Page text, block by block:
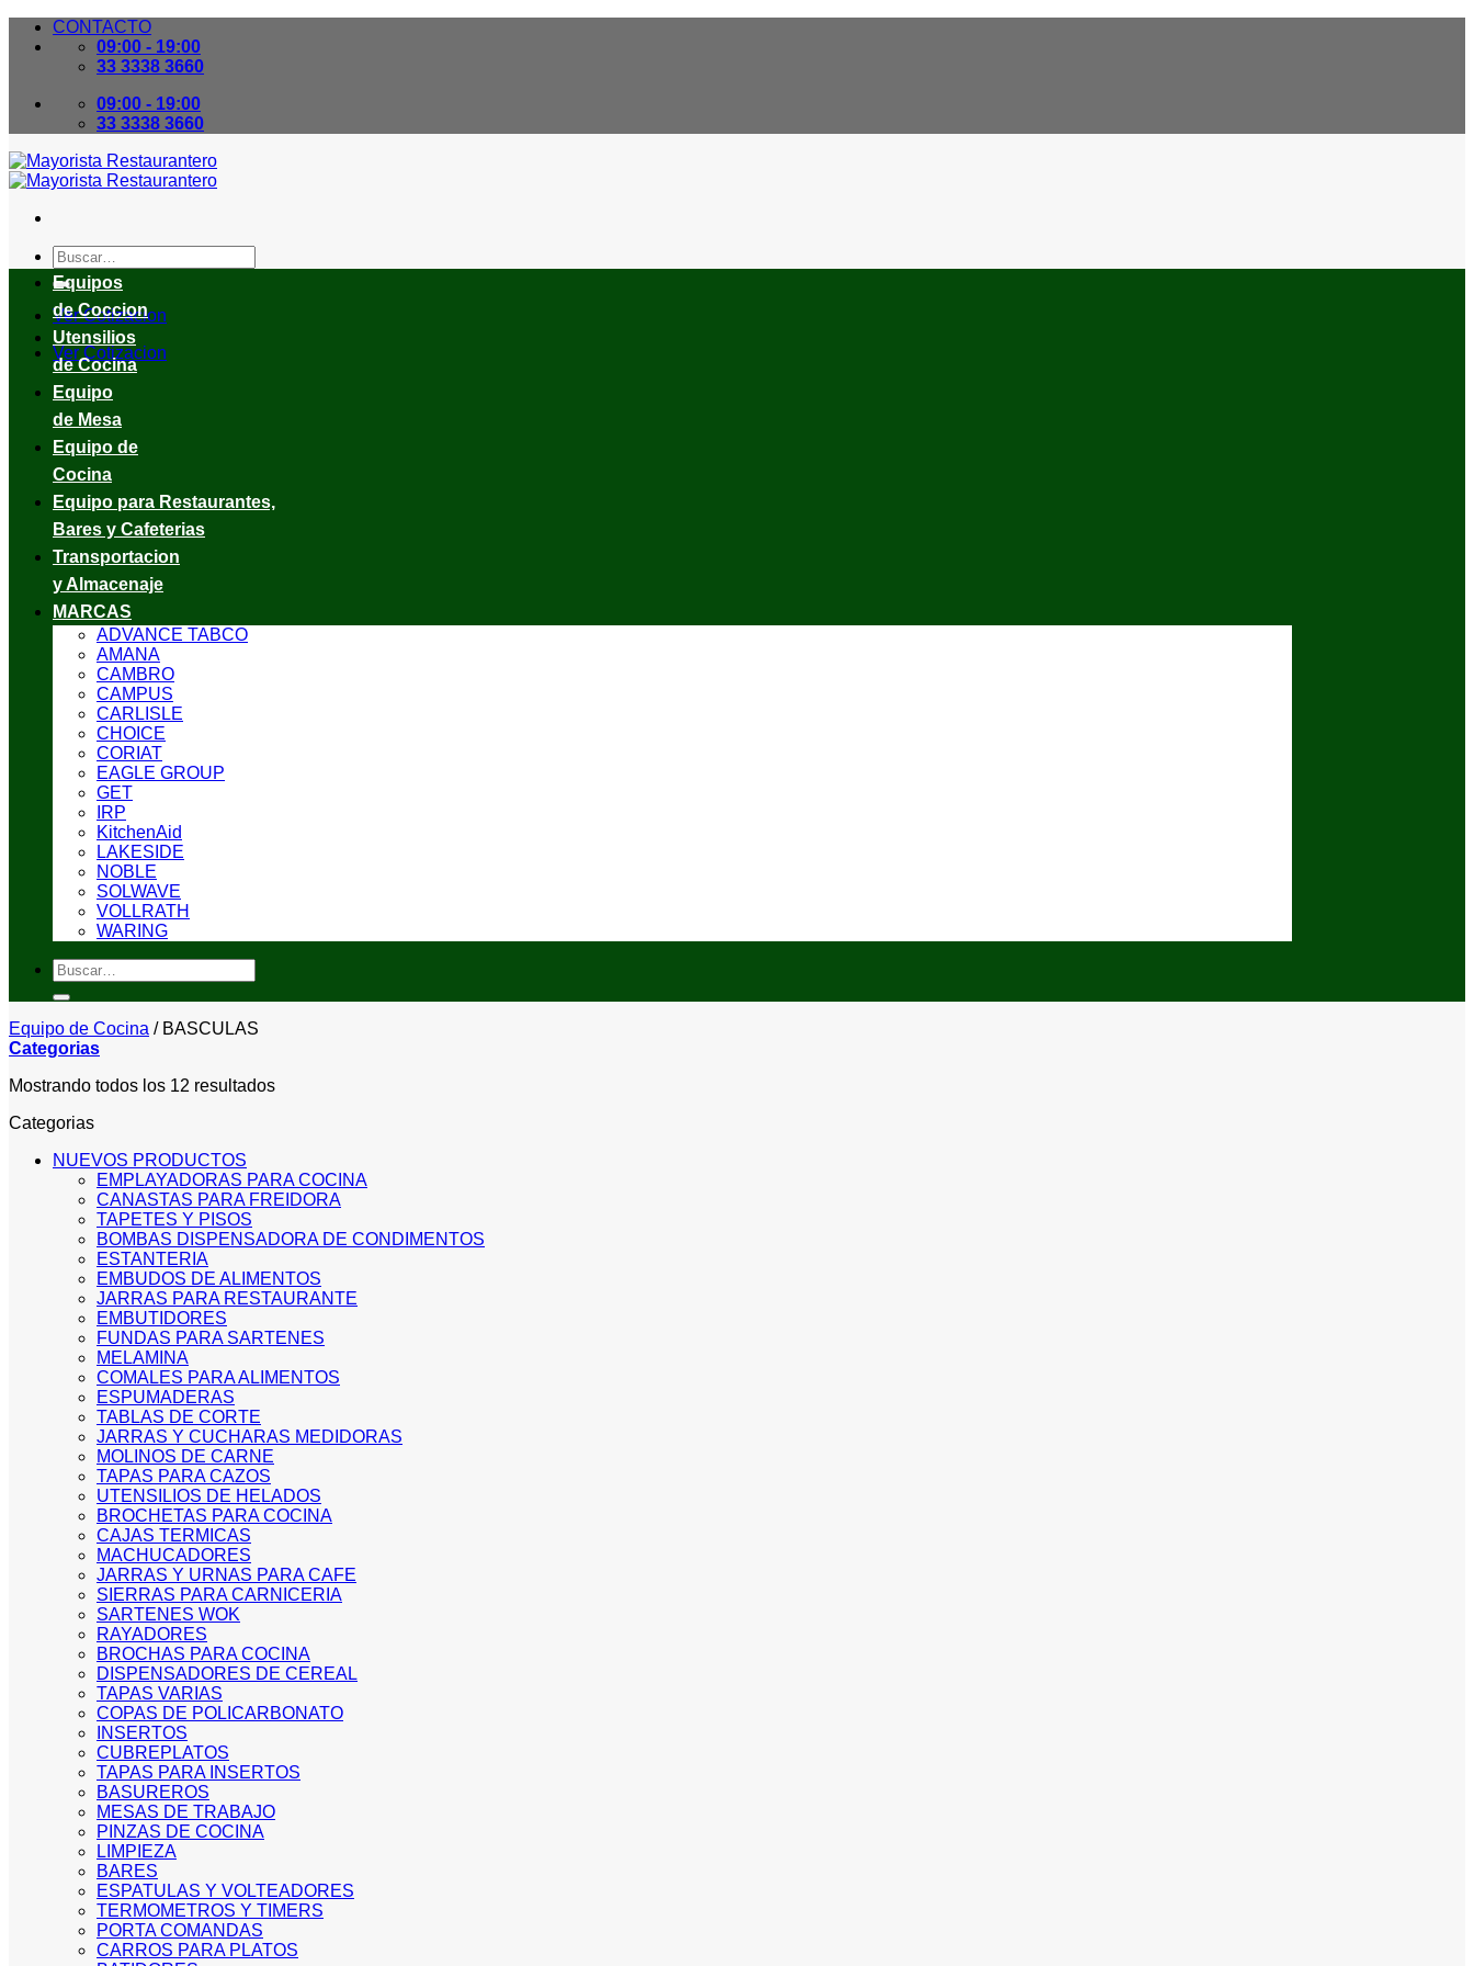
Skip
CONTACTO
09:00 - 19:00
33 3338 3660
09:00 - 19:00
33 3338 3660
Buscar
por:
Ver Cotizacion
Ver Cotizacion
Equipos
de Coccion
Utensilios
de Cocina
Equipo
de Mesa
Equipo de
Cocina
Equipo para Restaurantes,
Bares y Cafeterias
Transportacion
y Almacenaje
MARCAS
ADVANCE TABCO
AMANA
CAMBRO
CAMPUS
CARLISLE
CHOICE
CORIAT
EAGLE GROUP
GET
IRP
KitchenAid
LAKESIDE
NOBLE
SOLWAVE
VOLLRATH
WARING
Buscar
por:
Equipo de Cocina /BASCULAS
Categorias
Mostrando todos los 12 resultadosSorted
high
Categorias
NUEVOS PRODUCTOS
EMPLAYADORAS PARA COCINA
CANASTAS PARA FREIDORA
TAPETES Y PISOS
BOMBAS DISPENSADORA DE CONDIMENTOS
ESTANTERIA
EMBUDOS DE ALIMENTOS
JARRAS PARA RESTAURANTE
EMBUTIDORES
FUNDAS PARA SARTENES
MELAMINA
COMALES PARA ALIMENTOS
ESPUMADERAS
TABLAS DE CORTE
JARRAS Y CUCHARAS MEDIDORAS
MOLINOS DE CARNE
TAPAS PARA CAZOS
UTENSILIOS DE HELADOS
BROCHETAS PARA COCINA
CAJAS TERMICAS
MACHUCADORES
JARRAS Y URNAS PARA CAFE
SIERRAS PARA CARNICERIA
SARTENES WOK
RAYADORES
BROCHAS PARA COCINA
DISPENSADORES DE CEREAL
TAPAS VARIAS
COPAS DE POLICARBONATO
INSERTOS
CUBREPLATOS
TAPAS PARA INSERTOS
BASUREROS
MESAS DE TRABAJO
PINZAS DE COCINA
LIMPIEZA
BARES
ESPATULAS Y VOLTEADORES
TERMOMETROS Y TIMERS
PORTA COMANDAS
CARROS PARA PLATOS